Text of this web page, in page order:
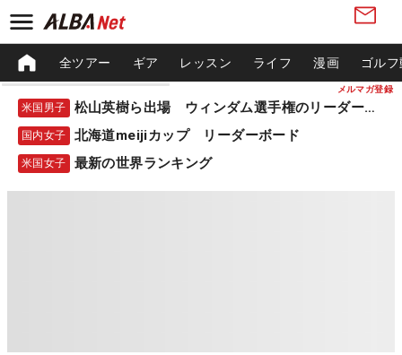
メルマガ登録
全ツアー ギア レッスン ライフ 漫画 ゴル
米国男子 松山英樹ら出場 ウィンダム選手権のリーダーボード
国内女子 北海道meijiカップ リーダーボード
米国女子 最新の世界ランキング